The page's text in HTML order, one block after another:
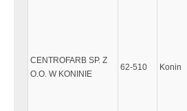
CENTROFARB SP. Z
O.O. W KONINIE
62-510 Konin